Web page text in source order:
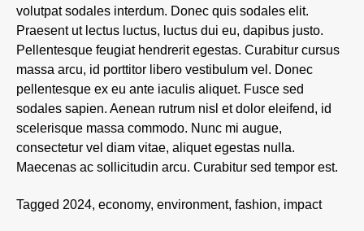
volutpat sodales interdum. Donec quis sodales elit.
Praesent ut lectus luctus, luctus dui eu, dapibus justo.
Pellentesque feugiat hendrerit egestas. Curabitur cursus
massa arcu, id porttitor libero vestibulum vel. Donec
pellentesque ex eu ante iaculis aliquet. Fusce sed
sodales sapien. Aenean rutrum nisl et dolor eleifend, id
scelerisque massa commodo. Nunc mi augue,
consectetur vel diam vitae, aliquet egestas nulla.
Maecenas ac sollicitudin arcu. Curabitur sed tempor est.
Tagged 2024, economy, environment, fashion, impact